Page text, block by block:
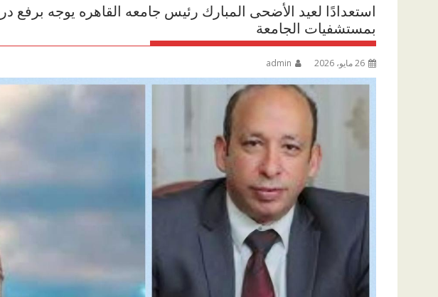
استعدادًا لعيد الأضحى المبارك رئيس جامعه القاهره يوجه برفع
بمستشفيات الجامعة
26 مايو، 2026 admin